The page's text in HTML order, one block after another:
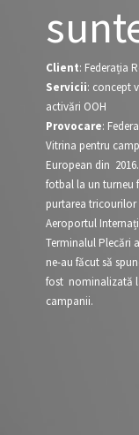
Client: Federația
Servicii: concept
activări OOH
Provocare:
Vitrina pentru
European din
fotbal la un turneu
purtarea tricourilor
Aeroportul
Terminalul Plecări
ne-au făcut să
fost nominalizată
campanii.